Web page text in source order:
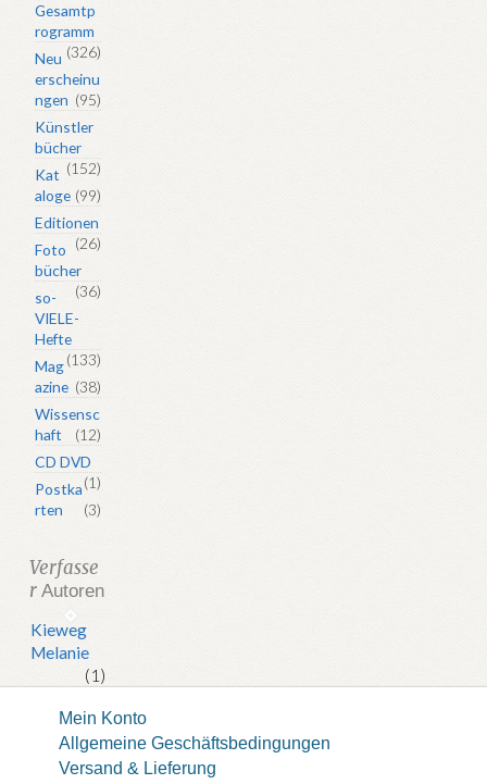
Gesamtp
rogramm
(326)
Neu
erscheinu
ngen (95)
Künstler
bücher
(152)
Kat
aloge (99)
Editionen
(26)
Foto
bücher
(36)
so-
VIELE-
Hefte
(133)
Mag
azine (38)
Wissensc
haft
(12)
CD DVD
(1)
Postka
rten
(3)
Verfasse
r Autoren
Kieweg
Melanie
(1)
Mein Konto
Allgemeine Geschäftsbedingungen
Versand & Lieferung